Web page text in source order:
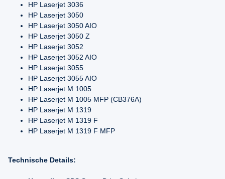
HP Laserjet 3036
HP Laserjet 3050
HP Laserjet 3050 AIO
HP Laserjet 3050 Z
HP Laserjet 3052
HP Laserjet 3052 AIO
HP Laserjet 3055
HP Laserjet 3055 AIO
HP Laserjet M 1005
HP Laserjet M 1005 MFP (CB376A)
HP Laserjet M 1319
HP Laserjet M 1319 F
HP Laserjet M 1319 F MFP
Technische Details: